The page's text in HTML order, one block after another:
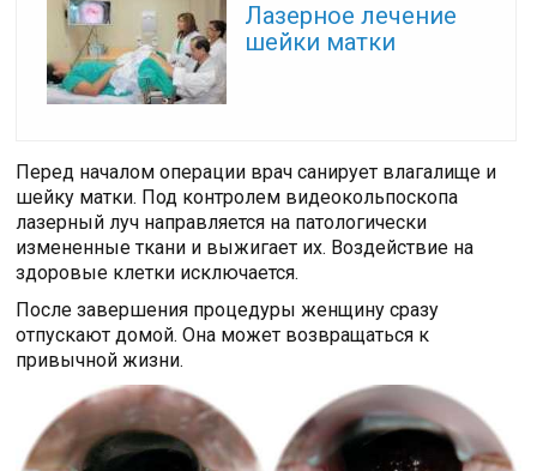
Лазерное лечение
шейки матки
Перед началом операции врач санирует влагалище и
шейку матки. Под контролем видеокольпоскопа
лазерный луч направляется на патологически
измененные ткани и выжигает их. Воздействие на
здоровые клетки исключается.
После завершения процедуры женщину сразу
отпускают домой. Она может возвращаться к
привычной жизни.